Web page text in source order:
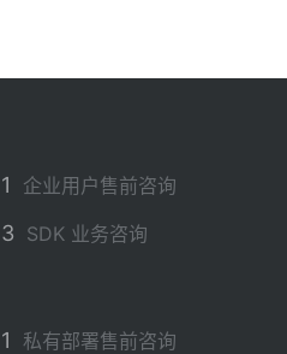
企业用户售前咨询
SDK 业务咨询
私有部署售前咨询